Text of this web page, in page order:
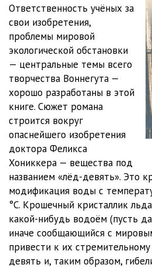
008
009
010
011
012
013
014
015
016
017
018
Ответственность учёных за
свои изобретения,
проблемы мировой
экологической обстановки
— центральные темы всего
творчества Воннегута —
хорошо разработаны в этой
книге. Сюжет романа
строится вокруг
опаснейшего изобретения
доктора Феликса
Хониккера — вещества под
названием «лёд-девять». Это
модификация воды с
°C. Крошечный кристаллик
какой-нибудь водоём (пусть
иначе сообщающийся с
привести к их
девять и, таким образом,